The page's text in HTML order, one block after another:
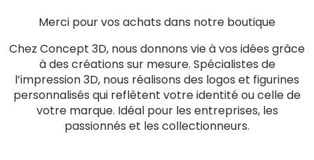
Merci pour vos achats dans notre boutique
Chez Concept 3D, nous donnons vie à vos idées grâce
à des créations sur mesure. Spécialistes de
l’impression 3D, nous réalisons des logos et figurines
personnalisés qui reflètent votre identité ou celle de
votre marque. Idéal pour les entreprises, les
passionnés et les collectionneurs.